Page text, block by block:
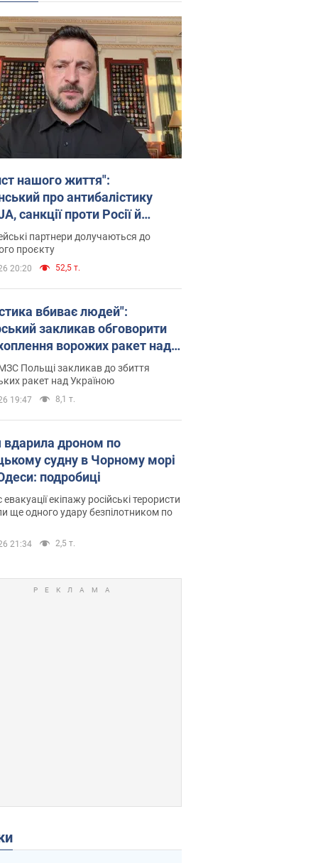
нашого життя":
про антибалістику
санкції проти Росії й
аграріїв. Відео
партнери долучаються до
проєкту
20:20 52,5 т.
вбиває людей":
закликав обговорити
ворожих ракет над
Польщі закликав до збиття
ракет над Україною
19:47 8,1 т.
вдарила дроном по
судну в Чорному морі
подробиці
евакуації екіпажу російські терористи
ще одного удару безпілотником по
21:34 2,5 т.